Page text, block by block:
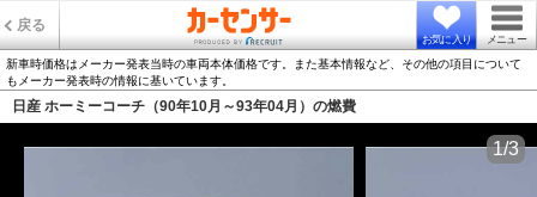
戻る
お気に入り メニュー
新車時価格はメーカー発表当時の車両本体価格です。また基本情報など、その他の項目について
もメーカー発表時の情報に基いています。
日産 ホーミーコーチ（90年10月～93年04月）の燃費
1/3